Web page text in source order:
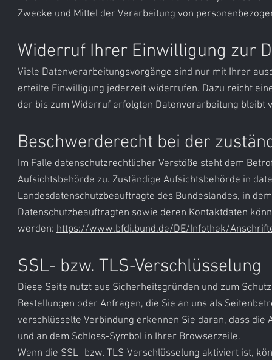
Zwecke und Mittel der Verarbeitung von
Widerruf Ihrer Einwilligung zur
Viele Datenverarbeitungsvorgänge sind nur mit Ihrer
erteilte Einwilligung jederzeit widerrufen. Dazu reicht
der bis zum Widerruf erfolgten Datenverarbeitung bleibt
Beschwerderecht bei der
Im Falle datenschutzrechtlicher Verstöße steht dem
Aufsichtsbehörde zu. Zuständige Aufsichtsbehörde in
Landesdatenschutzbeauftragte des Bundeslandes, in
Datenschutzbeauftragten sowie deren Kontaktdaten
werden: https://www.bfdi.bund.de/DE/Infothek/
SSL- bzw. TLS-Verschlüsselung
Diese Seite nutzt aus Sicherheitsgründen und zum
Bestellungen oder Anfragen, die Sie an uns als
verschlüsselte Verbindung erkennen Sie daran, dass
und an dem Schloss-Symbol in Ihrer Browserzeile.
Wenn die SSL- bzw. TLS-Verschlüsselung aktiviert ist,